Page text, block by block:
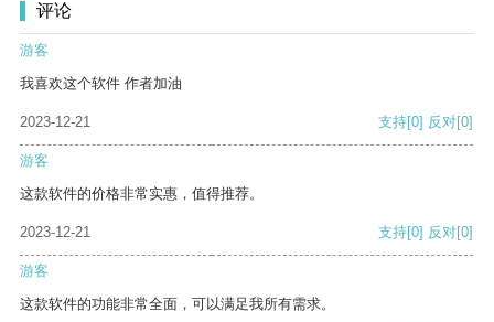
评论
游客
我喜欢这个软件 作者加油
2023-12-21 支持[0] 反对[0]
游客
这款软件的价格非常实惠，值得推荐。
2023-12-21 支持[0] 反对[0]
游客
这款软件的功能非常全面，可以满足我所有需求。